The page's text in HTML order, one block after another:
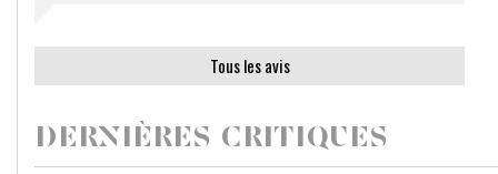
Tous les avis
DERNIÈRES CRITIQUES